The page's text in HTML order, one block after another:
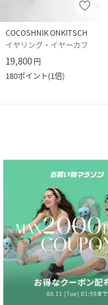
COCOSHNIK ONKITSCH
イヤリング・イヤーカフ
19,800円
180ポイント(1倍)